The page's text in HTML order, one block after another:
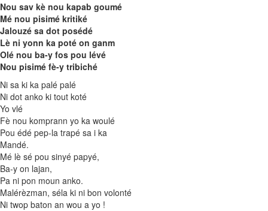
Nou sav kè nou kapab goumé
Mé nou pisimé kritiké
Jalouzé sa dot posédé
Lè ni yonn ka poté on ganm
Olé nou ba-y fos pou lévé
Nou pisimé fè-y tribiché
Ni sa ki ka palé palé
Ni dot anko ki tout koté
Yo vlé
Fè nou komprann yo ka woulé
Pou édé pep-la trapé sa i ka
Mandé.
Mé lè sé pou sinyé papyé,
Ba-y on lajan,
Pa ni pon moun anko.
Malérèzman, séla ki ni bon volonté
Ni twop baton an wou a yo !